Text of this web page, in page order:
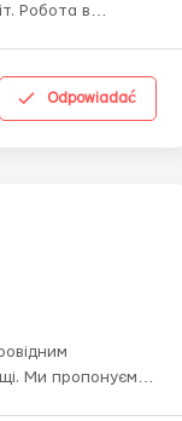
Робота в
Odpowiadać